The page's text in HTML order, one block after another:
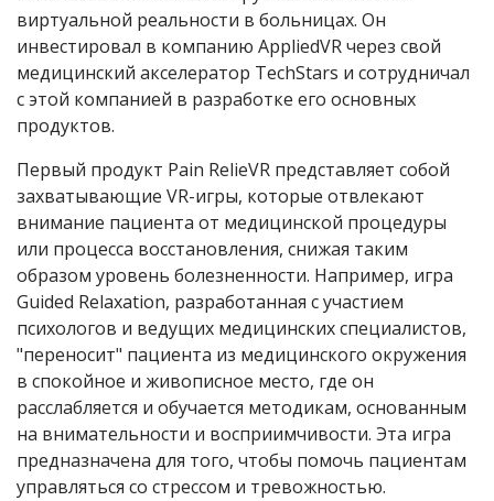
виртуальной реальности в больницах. Он
инвестировал в компанию AppliedVR через свой
медицинский акселератор TechStars и сотрудничал
с этой компанией в разработке его основных
продуктов.
Первый продукт Pain RelieVR представляет собой
захватывающие VR-игры, которые отвлекают
внимание пациента от медицинской процедуры
или процесса восстановления, снижая таким
образом уровень болезненности. Например, игра
Guided Relaxation, разработанная с участием
психологов и ведущих медицинских специалистов,
"переносит" пациента из медицинского окружения
в спокойное и живописное место, где он
расслабляется и обучается методикам, основанным
на внимательности и восприимчивости. Эта игра
предназначена для того, чтобы помочь пациентам
управляться со стрессом и тревожностью.